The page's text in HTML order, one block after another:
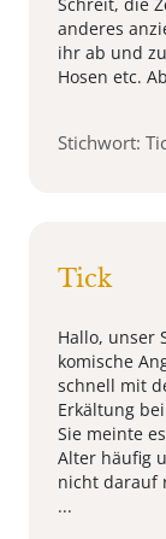
anderes
ihr ab und
Hosen etc.
Stichwort:
Tick
Hallo, unser
komische
schnell mit
Erkältung
Sie meinte
Alter häufig
nicht darauf
...